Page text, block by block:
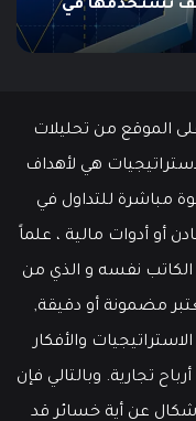
الموقع من تحليلات
هي لأهداف
مباشرة للتداول في
أو أدوات مالية ، علماً
نفسه و الذي من
مضمونة أو دقيقة,
والأفكار
تجارية. وبالتالي فإن
عن أية خسائر قد